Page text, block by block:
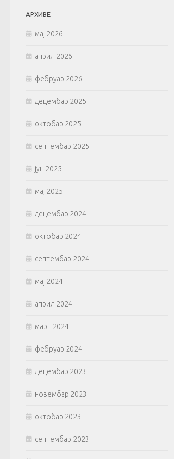
АРХИВЕ
мај 2026
април 2026
фебруар 2026
децембар 2025
октобар 2025
септембар 2025
јун 2025
мај 2025
децембар 2024
октобар 2024
септембар 2024
мај 2024
април 2024
март 2024
фебруар 2024
децембар 2023
новембар 2023
октобар 2023
септембар 2023